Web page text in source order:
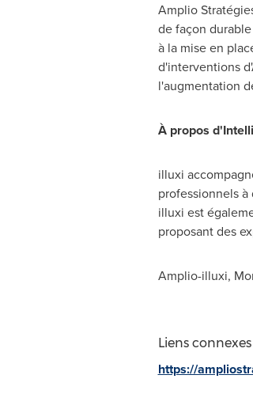
Amplio
de façon
à la mise en
d'interventions
l'augmentation
À propos
illuxi
professionnels
illuxi est
proposant des
Amplio-illuxi,
Liens connexes
https://